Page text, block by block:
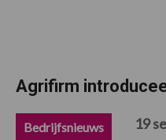
Agrifirm
Bedrijfsnieuws 19